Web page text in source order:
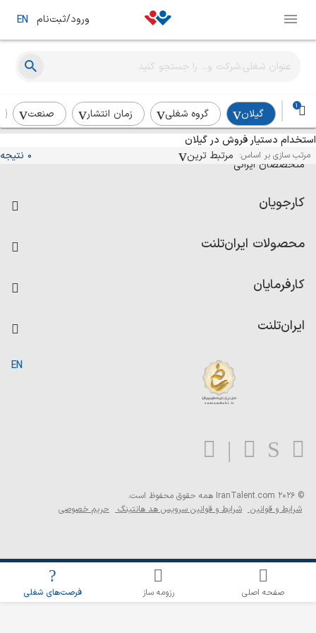
ورود/ثبت‌نام EN
1
گیلان گروه شغلی زمان انتشار
صنعت
استخدام دستیار فروش در گیلان
مرتب سازی بر اساس: مرتبط ترین 0 نتیجه
اطلاع‌رسانی شغلی را برای این جستجو فعال کنید
آگهی‌های استخدام و همکاری برای
متخصصان ایرانی
کارجویان
رزومه ساز
امتیاز شرکت‌ها
محصولات ایران‌تلنت
کاردیکس
کارفرمایان
ایران‌تلنت
بلاگ
EN
© 2026 IranTalent.com
همه حقوق محفوظ است.
شرایط و قوانین شرایط و قوانین سرویس هد هانتینگ حریم خصوصی
صفحه اصلی رزومه ساز فرصت‌های شغلی